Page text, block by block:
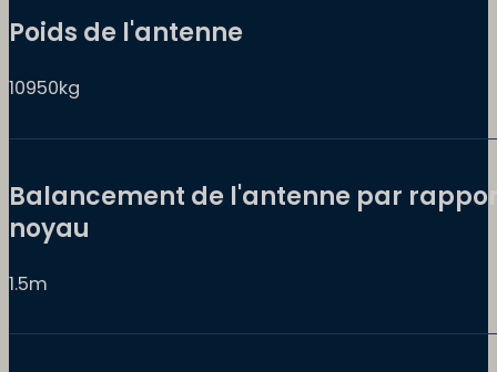
Poids de l'antenne
10950kg
Balancement de l'antenne par
noyau
1.5m